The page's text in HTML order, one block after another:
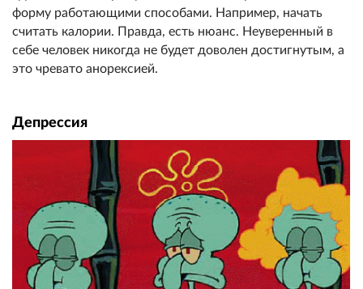
форму работающими способами. Например, начать
считать калории. Правда, есть нюанс. Неуверенный в
себе человек никогда не будет доволен достигнутым, а
это чревато анорексией.
Депрессия